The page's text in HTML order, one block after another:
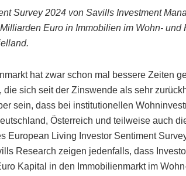
Survey 2024 von Savills Investment
Euro in Immobilien im Wohn- und
hat zwar schon mal bessere Zeiten
die sich seit der Zinswende als sehr
sein, dass bei institutionellen
Österreich und teilweise auch
European Living Investor Sentiment
Research zeigen jedenfalls, dass
Kapital in den Immobilienmarkt im